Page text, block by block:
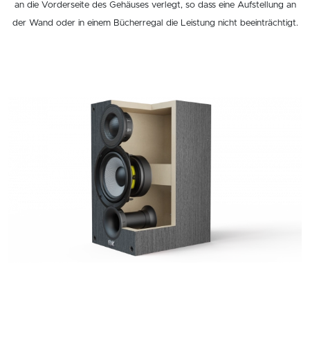
an die Vorderseite des Gehäuses verlegt, so dass eine Aufstellung an
der Wand oder in einem Bücherregal die Leistung nicht beeinträchtigt.